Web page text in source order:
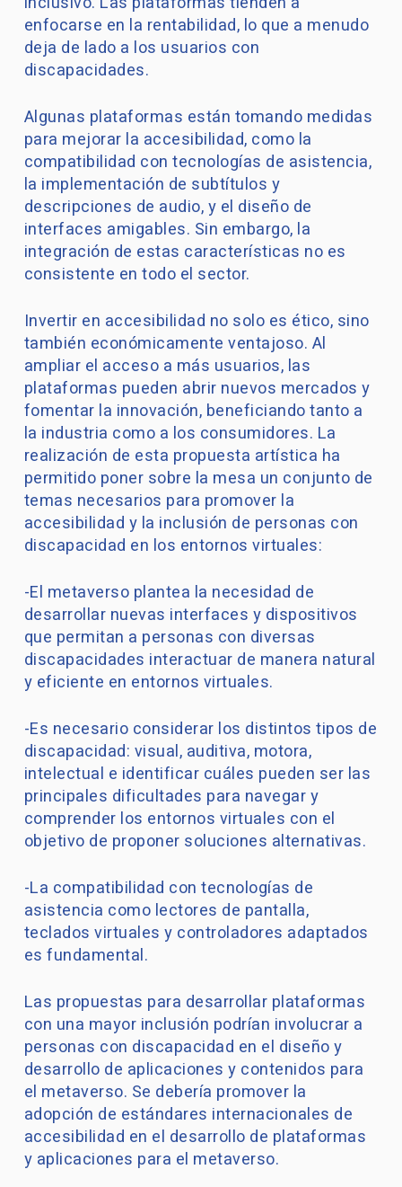
enfocarse en la rentabilidad, lo que a menudo
deja de lado a los usuarios con
discapacidades.
Algunas plataformas están tomando medidas
para mejorar la accesibilidad, como la
compatibilidad con tecnologías de asistencia,
la implementación de subtítulos y
descripciones de audio, y el diseño de
interfaces amigables. Sin embargo, la
integración de estas características no es
consistente en todo el sector.
Invertir en accesibilidad no solo es ético, sino
también económicamente ventajoso. Al
ampliar el acceso a más usuarios, las
plataformas pueden abrir nuevos mercados y
fomentar la innovación, beneficiando tanto a
la industria como a los consumidores. La
realización de esta propuesta artística ha
permitido poner sobre la mesa un conjunto de
temas necesarios para promover la
accesibilidad y la inclusión de personas con
discapacidad en los entornos virtuales:
-El metaverso plantea la necesidad de
desarrollar nuevas interfaces y dispositivos
que permitan a personas con diversas
discapacidades interactuar de manera natural
y eficiente en entornos virtuales.
-Es necesario considerar los distintos tipos de
discapacidad: visual, auditiva, motora,
intelectual e identificar cuáles pueden ser las
principales dificultades para navegar y
comprender los entornos virtuales con el
objetivo de proponer soluciones alternativas.
-La compatibilidad con tecnologías de
asistencia como lectores de pantalla,
teclados virtuales y controladores adaptados
es fundamental.
Las propuestas para desarrollar plataformas
con una mayor inclusión podrían involucrar a
personas con discapacidad en el diseño y
desarrollo de aplicaciones y contenidos para
el metaverso. Se debería promover la
adopción de estándares internacionales de
accesibilidad en el desarrollo de plataformas
y aplicaciones para el metaverso.